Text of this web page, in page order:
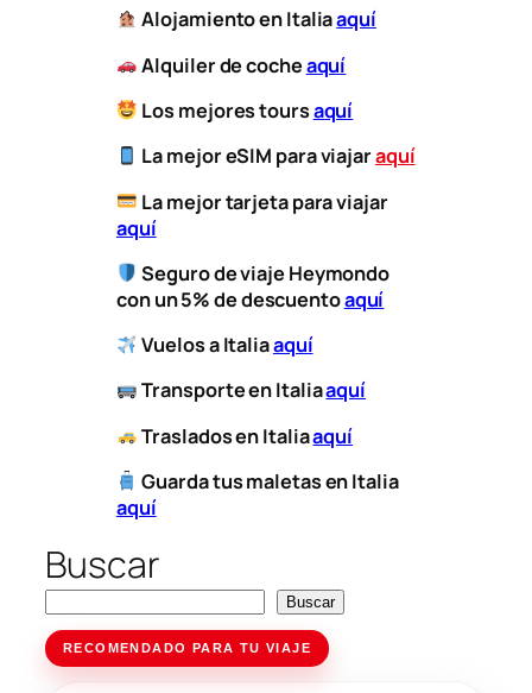
Alojamiento en Italiaaquí
Alquiler de cocheaquí
Los mejores toursaquí
La mejor eSIM para viajaraquí
La mejor tarjeta para viajar
aquí
Seguro de viaje Heymondo
con un 5% de descuentoaquí
Vuelos a Italiaaquí
​Transporteen Italiaaquí
​ Traslados en Italiaaquí
Guarda tus maletas en Italia
aquí
Buscar
Buscar
RECOMENDADO PARA TU VIAJE